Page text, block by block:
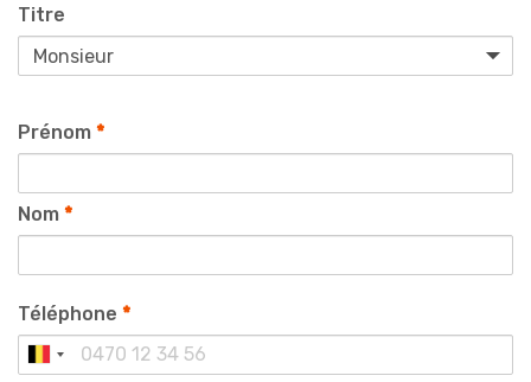
Titre
Prénom *
Nom *
Téléphone *